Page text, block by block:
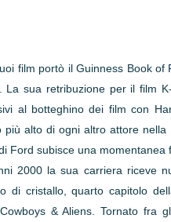
film portò il Guinness Book
La sua retribuzione per il film
al botteghino dei film con
più alto di ogni altro attore
Ford subisce una momentanea
2000 la sua carriera riceve
di cristallo, quarto capitolo
& Aliens. Tornato fra